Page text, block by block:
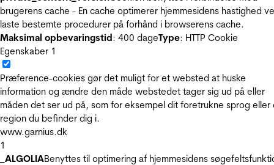
brugerens cache - En cache optimerer hjemmesidens hastighed
laste bestemte procedurer på forhånd i browserens cache.
Maksimal opbevaringstid: 400 dageType: HTTP Cookie
Egenskaber 1
Præference-cookies gør det muligt for et websted at huske
information og ændre den måde webstedet tager sig ud på eller
måden det ser ud på, som for eksempel dit foretrukne sprog eller
region du befinder dig i.
www.garnius.dk
1
_ALGOLIABenyttes til optimering af hjemmesidens